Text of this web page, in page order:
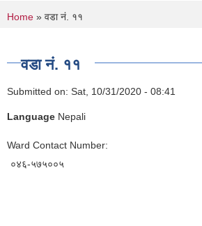
You are here
Home » वडा नं. ११
वडा नं. ११
Submitted on: Sat, 10/31/2020 - 08:41
Language Nepali
Ward Contact Number:
०४६-५७५००५